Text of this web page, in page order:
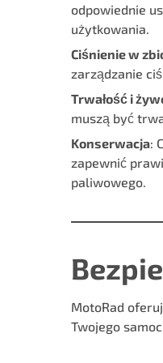
odpowiednie
użytkowania.
Ciśnienie w
zarządzanie
Trwałość i
muszą być
Konserwacja:
zapewnić
paliwowego.
MotoRad
Twojego